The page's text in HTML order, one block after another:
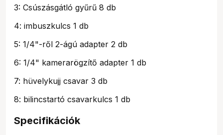
3: Csúszásgátló gyűrű 8 db
4: imbuszkulcs 1 db
5: 1/4"-ről 2-ágú adapter 2 db
6: 1/4" kamerarögzítő adapter 1 db
7: hüvelykujj csavar 3 db
8: bilincstartó csavarkulcs 1 db
Specifikációk